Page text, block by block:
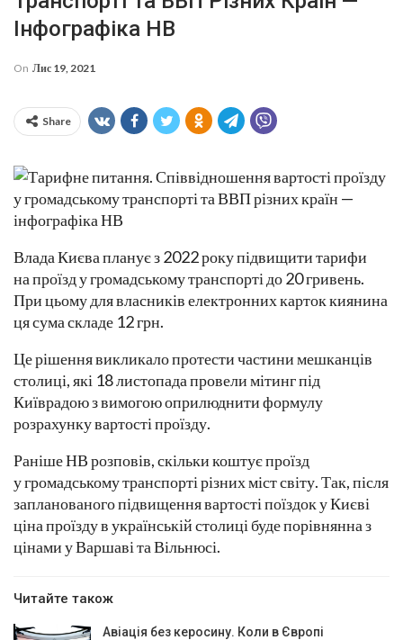
Інфографіка НВ
On Лис 19, 2021
Share
Влада Києва планує з 2022 року підвищити тарифи
на проїзд у громадському транспорті до 20 гривень.
При цьому для власників електронних карток киянина
ця сума складе 12 грн.
Це рішення викликало протести частини мешканців
столиці, які 18 листопада провели мітинг під
Київрадою з вимогою оприлюднити формулу
розрахунку вартості проїзду.
Раніше НВ розповів, скільки коштує проїзд
у громадському транспорті різних міст світу. Так, після
запланованого підвищення вартості поїздок у Києві
ціна проїзду в українській столиці буде порівнянна з
цінами у Варшаві та Вільнюсі.
Читайте також
Авіація без керосину. Коли в Європі